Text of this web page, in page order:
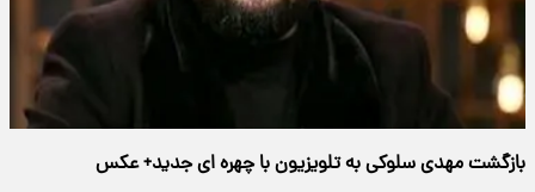
بازگشت مهدی سلوکی به تلویزیون با چهره ای جدید+ عکس